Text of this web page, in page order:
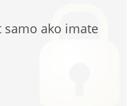
samo ako imate